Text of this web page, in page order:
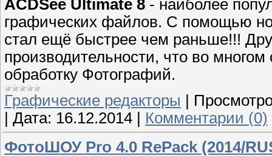
ACDSee Ultimate 8 - наиболее
графических файлов. С помощью
стал ещё быстрее чем раньше!!!
производительности, что во
обработку Фотографий.
Графические редакторы
Дата: 16.12.2014
Комментарии (0)
ФотоШОУ Pro 4.0 RePack (2014/